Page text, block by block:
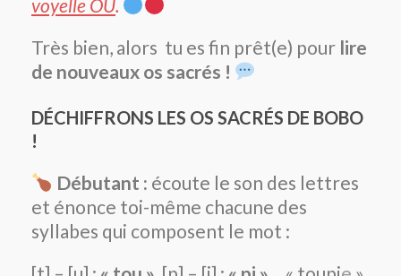
voyelle OU.
Très bien, alors tu es fin prêt(e) pour lire
de nouveaux os sacrés !
DÉCHIFFRONS LES OS SACRÉS DE BOBO
!
Débutant : écoute le son des lettres
et énonce toi-même chacune des
syllabes qui composent le mot :